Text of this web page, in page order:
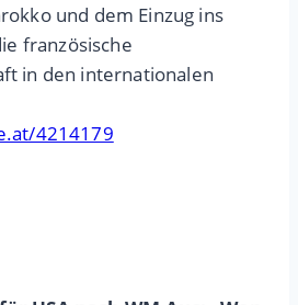
und dem Einzug ins
französische
in den internationalen
4214179